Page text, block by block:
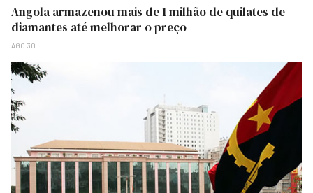
Angola armazenou mais de 1 milhão de quilates de
diamantes até melhorar o preço
AGO 30